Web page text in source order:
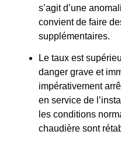
s’agit d’une
convient de faire
supplémentaires.
Le taux est
danger grave et
impérativement
en service de
les conditions
chaudière sont